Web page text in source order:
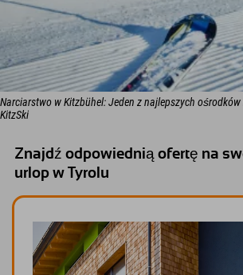
Narciarstwo w Kitzbühel: Jeden z najlepszych
KitzSki
Znajdź odpowiednią ofertę na
urlop w Tyrolu